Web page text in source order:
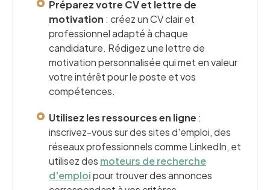
Préparez votre CV et lettre de
motivation : créez un CV clair et
professionnel adapté à chaque
candidature. Rédigez une lettre de
motivation personnalisée qui met en valeur
votre intérêt pour le poste et vos
compétences.
Utilisez les ressources en ligne :
inscrivez-vous sur des sites d'emploi, des
réseaux professionnels comme LinkedIn, et
utilisez des moteurs de recherche
d'emploipour trouver des annonces